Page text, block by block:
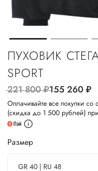
ПУХОВИК
SPORT
221 800руб.155 260руб.
Оплачивайте все покупки со
(скидка до 1 500 рублей)
Размер
GR 40 | RU 48